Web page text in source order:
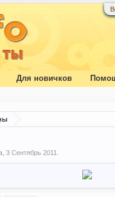
,3 Сентябрь 2011
Для новичков